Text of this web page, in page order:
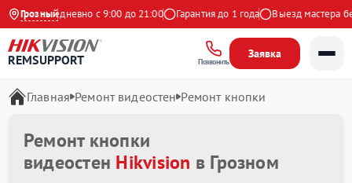
Грозный
Ежедневно с 9:00 до 21:00 Гарантия до 1 года Выезд мастера
REMSUPPORT Позвонить
Заявка
Главная Ремонт видеостен Ремонт кнопки
Ремонт кнопки
видеостен Hikvision в Грозном